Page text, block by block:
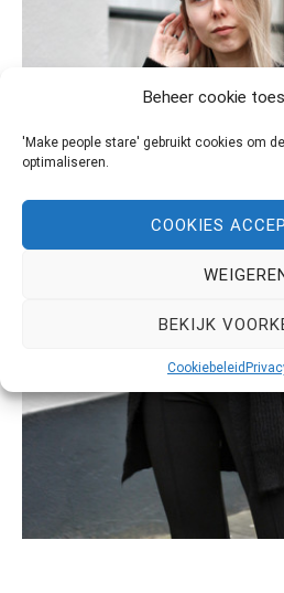
Beheer cookie
'Make people stare' gebruikt cookies om
optimaliseren.
COOKIES
BEKIJK
Cookiebeleid